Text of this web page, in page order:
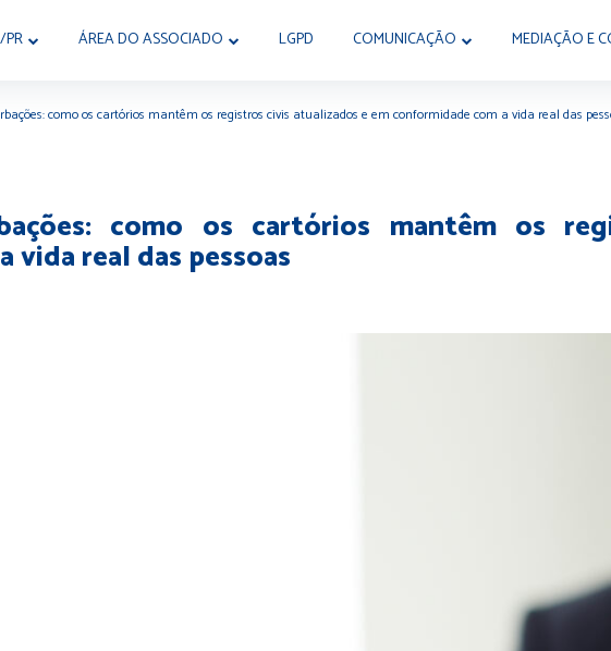
ÁREA DO ASSOCIADO LGPD COMUNICAÇÃO MEDIAÇÃO E
como os cartórios mantêm os registros civis atualizados e em conformidade com a vida real das
como os cartórios mantêm os
real das pessoas